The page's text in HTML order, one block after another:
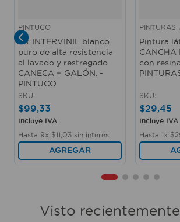
PINTUCO
Kit INTERVINIL blanco
puro de alta resistencia
al lavado y restregado
CANECA + GALÓN. -
PINTUCO
SKU:
$99,33
Incluye IVA
Hasta 9x $11 03 sin interés
AGREGAR
PINTURAS
Pintura
CANCHA
con
SKU:
$29,45
Incluye IVA
Hasta 1x $
Visto